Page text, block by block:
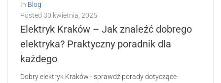
In Blog
Posted 30 kwietnia, 2025
Elektryk Kraków – Jak znaleźć dobrego
elektryka? Praktyczny poradnik dla
każdego
Dobry elektryk Kraków - sprawdź porady dotyczące